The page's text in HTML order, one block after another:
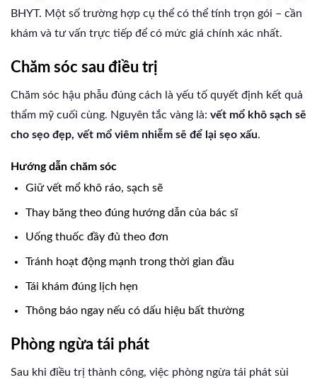
BHYT. Một số trường hợp cụ thể có thể tính trọn gói – cần
khám và tư vấn trực tiếp để có mức giá chính xác nhất.
Chăm sóc sau điều trị
Chăm sóc hậu phẫu đúng cách là yếu tố quyết định kết quả
thẩm mỹ cuối cùng. Nguyên tắc vàng là: vết mổ khô sạch sẽ
cho sẹo đẹp, vết mổ viêm nhiễm sẽ để lại sẹo xấu.
Hướng dẫn chăm sóc
Giữ vết mổ khô ráo, sạch sẽ
Thay băng theo đúng hướng dẫn của bác sĩ
Uống thuốc đầy đủ theo đơn
Tránh hoạt động mạnh trong thời gian đầu
Tái khám đúng lịch hẹn
Thông báo ngay nếu có dấu hiệu bất thường
Phòng ngừa tái phát
Sau khi điều trị thành công, việc phòng ngừa tái phát sùi